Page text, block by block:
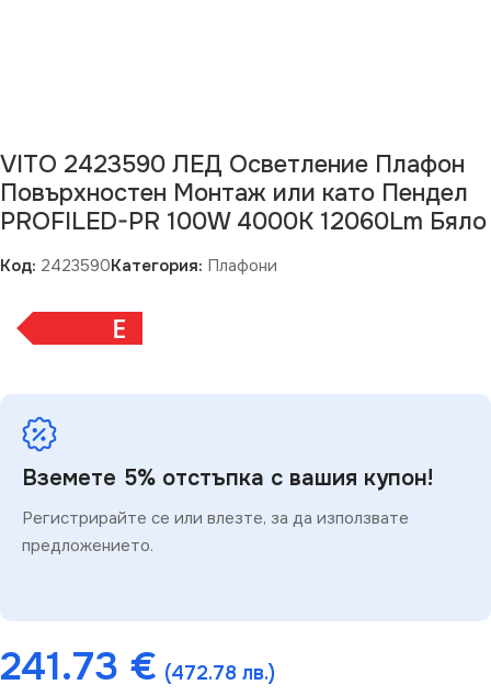
VITO 2423590 ЛЕД Осветление Плафон
Повърхностен Монтаж или като Пендел
PROFILED-PR 100W 4000K 12060Lm Бяло
Код: 2423590Категория: Плафони
E
Вземете 5% отстъпка с вашия купон!
Регистрирайте се или влезте, за да използвате
предложението.
241.73 € (472.78 лв.)